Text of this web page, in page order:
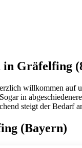
Gräfelfing
willkommen auf
in
steigt der Bedarf
(Bayern)